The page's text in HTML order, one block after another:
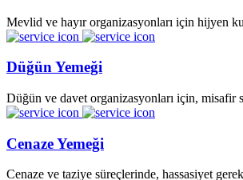
Mevlid ve hayır organizasyonları için hijyen
Düğün Yemeği
Düğün ve davet organizasyonları için, misafir
Cenaze Yemeği
Cenaze ve taziye süreçlerinde, hassasiyet